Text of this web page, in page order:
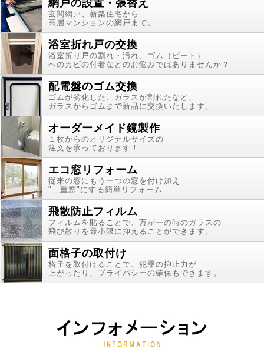
網戸の設置・張替え
玄関網戸、新築住宅から
高層マンションの網戸まで。
浴室折れ戸の交換
浴室折り戸の割れ・汚れ、ゴム（ビート）
へのカビの付着などのお悩みではありませんか？
配電盤のゴム交換
ゴムが劣化した、ガラスが割れたなど、
ガラスからゴムまで新品に交換いたします。
オーダーメイド鏡製作
１枚からのオリジナルサイズの
注文を承っております！
エコ窓リフォーム
従来の窓にもう一つの窓を付け加え
"二重窓"にする簡単リフォーム
飛散防止フィルム
フィルムを貼ることで、万が一の時のガラスの
飛び散りを最小限に抑えることができます。
面格子の取付け
格子を取付けることで、犯罪の抑止力が
上がったり、プライバシーの確保もできます。